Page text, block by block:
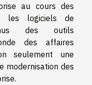
au cours des
les logiciels de
des outils
des affaires
seulement une
modernisation des